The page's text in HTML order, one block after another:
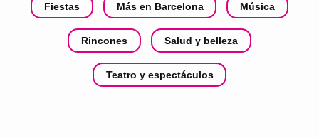
Fiestas Más en Barcelona Música
Rincones Salud y belleza
Teatro y espectáculos